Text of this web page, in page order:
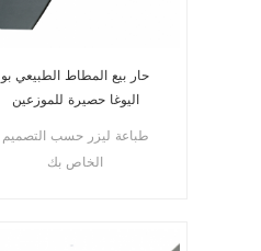
حار بيع المطاط الطبيعي بو
اليوغا حصيرة للموزعين
طباعة ليزر حسب التصميم
الخاص بك